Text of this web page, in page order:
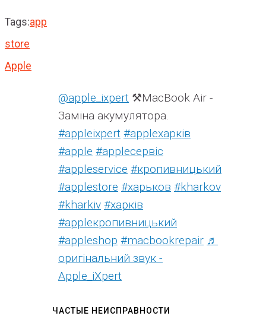
Tags:app
store
Apple
@apple_ixpert ⚒️MacBook Air -
Заміна акумулятора.
#appleixpert #аррleхарків
#apple #аррleсервіс
#appleservice #кропивницький
#applestore #харьков #kharkov
#kharkiv #харків
#appleкропивницький
#appleshop #macbookrepair ♬
оригінальний звук -
Apple_iXpert
ЧАСТЫЕ НЕИСПРАВНОСТИ